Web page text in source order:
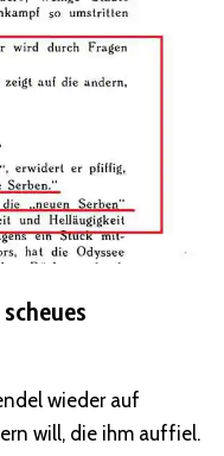
wieder auf
will, die ihm auffiel.